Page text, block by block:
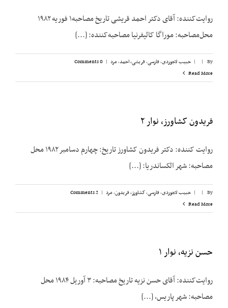
روایت‌کننده: آقای دکتر احمد قریشی تاریخ مصاحبه۱ فوریه ۱۹۸۲
محل‌مصاحبه: موراگا کالیفرنیا مصاحبه‌کننده: [...]
By
|
| حبیب لاجوردی,فارسی,قریشی، احمد,مرد |
0 Comments
Read More
فریدون کشاورز، نوار ۲
روایت کننده: دکتر فریدون کشاورز تاریخ: چهارم دسامبر ۱۹۸۲ محل
مصاحبه: شهر الکساندریا: [...]
By
|
| حبیب لاجوردی,فارسی,کشاورز، فریدون,مرد |
2 Comments
Read More
حسن نزیه، نوار ۱
روایت‌کننده: آقای حسن نزیه تاریخ مصاحبه: ۳ آوریل ۱۹۸۴ محل
مصاحبه: شهر پاریس، [...]